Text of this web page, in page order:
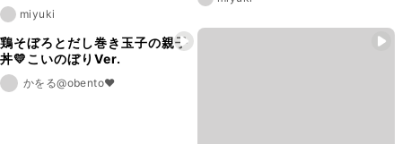
miyuki
鶏そぼろとだし巻き玉子の親子
丼💛こいのぼりVer.
かをる@obento❤︎